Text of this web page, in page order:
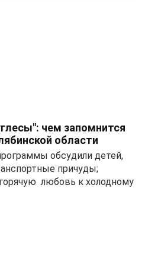
чем запомнится
области
обсудили детей,
причуды;
любовь к холодному